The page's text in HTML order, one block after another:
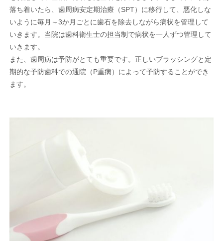
落ち着いたら、歯周病安定期治療（SPT）に移行して、悪化しな
いように毎月～3か月ごとに歯石を除去しながら病状を管理して
いきます。当院は歯科衛生士の担当制で病状を一人ずつ管理して
いきます。
また、歯周病は予防がとても重要です。正しいブラッシングと定
期的な予防歯科での通院（P重病）によって予防することができ
ます。